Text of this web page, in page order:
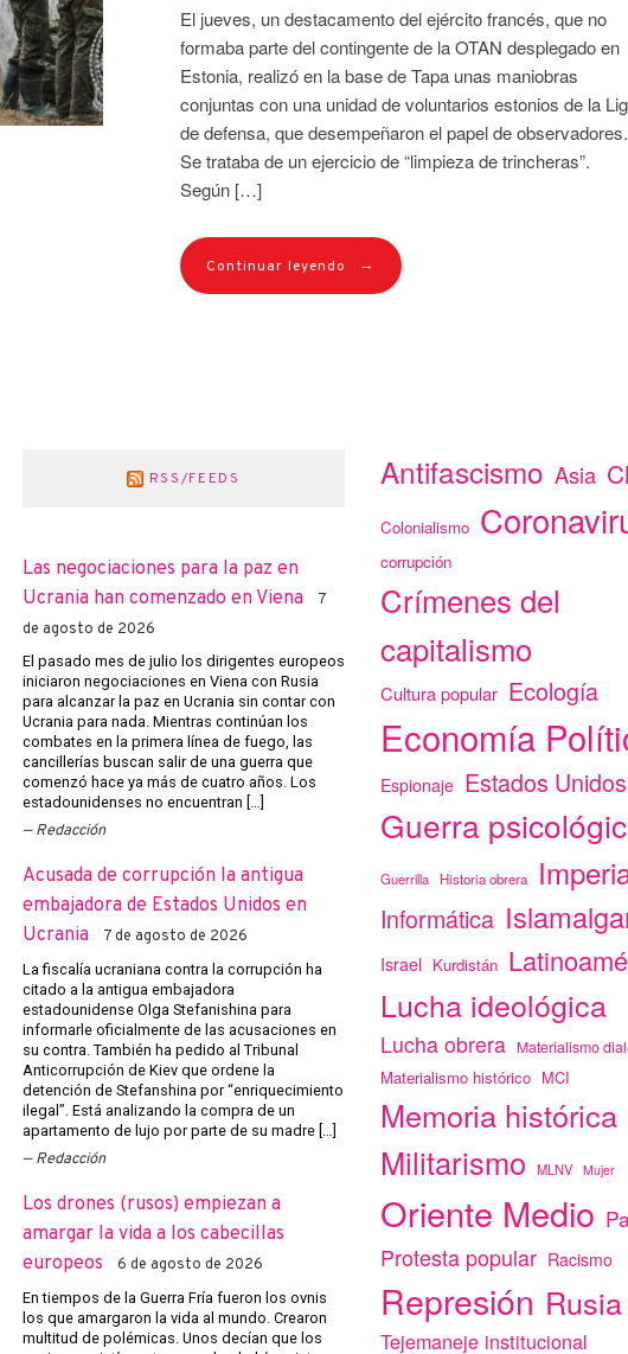
El jueves, un destacamento del ejército francés, que no
formaba parte del contingente de la OTAN desplegado en
Estonia, realizó en la base de Tapa unas maniobras
conjuntas con una unidad de voluntarios estonios de la
de defensa, que desempeñaron el papel de observadores.
Se trataba de un ejercicio de “limpieza de trincheras”.
Según […]
Continuar leyendo →
RSS/FEEDS
Las negociaciones para la paz en
Ucrania han comenzado en Viena
7
de agosto de 2026
El pasado mes de julio los dirigentes europeos
iniciaron negociaciones en Viena con Rusia
para alcanzar la paz en Ucrania sin contar con
Ucrania para nada. Mientras continúan los
combates en la primera línea de fuego, las
cancillerías buscan salir de una guerra que
comenzó hace ya más de cuatro años. Los
estadounidenses no encuentran […]
Redacción
Acusada de corrupción la antigua
embajadora de Estados Unidos en
Ucrania
7 de agosto de 2026
La fiscalía ucraniana contra la corrupción ha
citado a la antigua embajadora
estadounidense Olga Stefanishina para
informarle oficialmente de las acusaciones en
su contra. También ha pedido al Tribunal
Anticorrupción de Kiev que ordene la
detención de Stefanshina por “enriquecimiento
ilegal”. Está analizando la compra de un
apartamento de lujo por parte de su madre […]
Redacción
Los drones (rusos) empiezan a
amargar la vida a los cabecillas
europeos
6 de agosto de 2026
En tiempos de la Guerra Fría fueron los ovnis
los que amargaron la vida al mundo. Crearon
multitud de polémicas. Unos decían que los
Antifascismo Asia
Colonialismo
corrupción
Crímenes del
capitalismo
Cultura popular Ecología
Economía
Espionaje Estados Unidos
Guerra
Guerrilla Historia obrera
Informática
Israel Kurdistán
Lucha ideológica
Lucha obrera Materialismo
Materialismo histórico MCI
Memoria histórica
Militarismo
MLNV Mujer
Oriente Medio
Protesta popular Racismo
Represión Rusia
Tejemaneje institucional